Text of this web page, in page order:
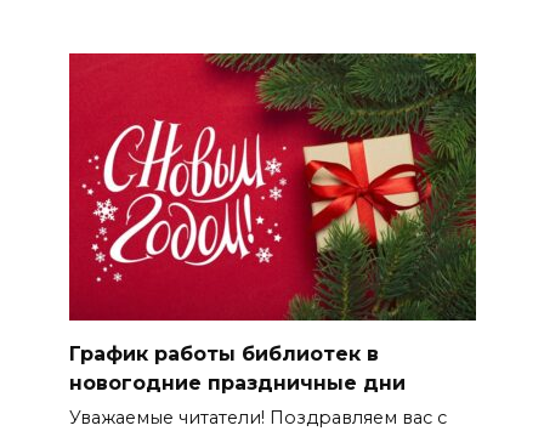
График работы библиотек в
новогодние праздничные дни
Уважаемые читатели! Поздравляем вас с